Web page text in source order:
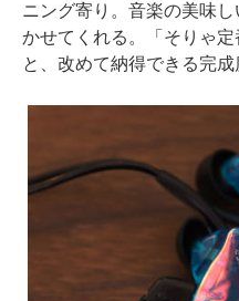
ニング寄り。音楽の美味
かせてくれる。「そりゃ定
と、改めて納得できる完成